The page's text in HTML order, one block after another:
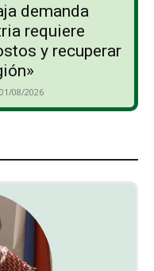
demanda
requiere
y recuperar
01/08/2026